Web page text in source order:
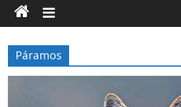
Páramos